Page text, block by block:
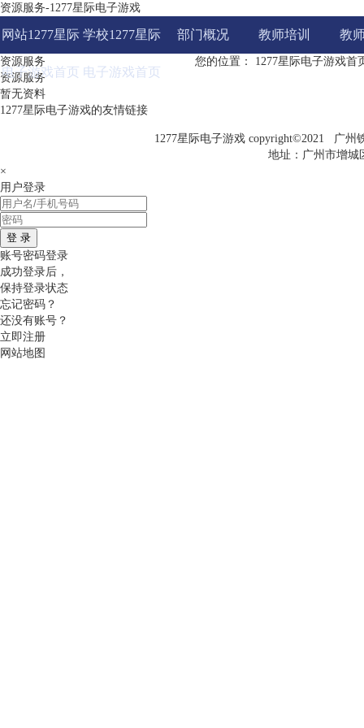
资源服务-1277星际电子游戏
网站1277星际
电子游戏首页
学校1277星际
电子游戏首页
部门概况 教师培训 教
资源服务 您的位置： 1277星际电子游戏首
资源服务
暂无资料
1277星际电子游戏的友情链接
1277星际电子游戏 copyright©2021 广
地址：广州市增城
×
用户登录
登 录
账号密码登录
成功登录后，
保持登录状态
忘记密码？
还没有账号？
立即注册
网站地图